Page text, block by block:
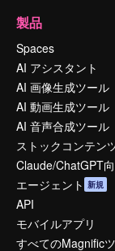
製品
Spaces
AI アシスタント
AI 画像生成ツール
AI 動画生成ツール
AI 音声合成ツール
ストックコンテン
Claude/ChatGPT
エージェント 新規
API
モバイルアプリ
すべてのMagnific